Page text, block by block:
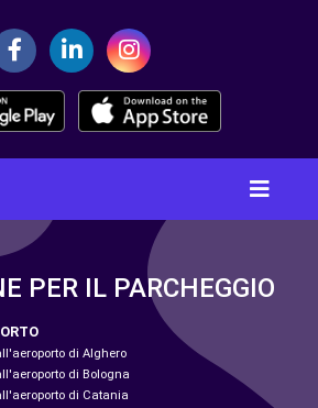
PER IL PARCHEGGIO
di Alghero
di Bologna
di Catania